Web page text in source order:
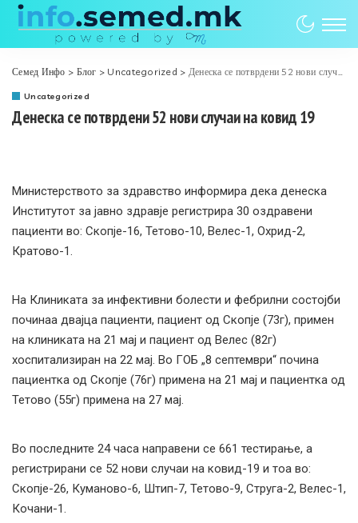
Семед Инфо > Блог > Uncategorized > Денеска се потврдени 52 нови случаи на ковид 19
Uncategorized
Денеска се потврдени 52 нови случаи на ковид 19
Министерството за здравство информира дека денеска
Институтот за јавно здравје регистрира 30 оздравени
пациенти во: Скопје-16, Тетово-10, Велес-1, Охрид-2,
Кратово-1.
На Клиниката за инфективни болести и фебрилни состојби
починаа двајца пациенти, пациент од Скопје (73г), примен
на клиниката на 21 мај и пациент од Велес (82г)
хоспитализиран на 22 мај. Во ГОБ „8 септември“ почина
пациентка од Скопје (76г) примена на 21 мај и пациентка од
Тетово (55г) примена на 27 мај.
Во последните 24 часа направени се 661 тестирање, а
регистрирани се 52 нови случаи на ковид-19 и тоа во:
Скопје-26, Куманово-6, Штип-7, Тетово-9, Струга-2, Велес-1,
Кочани-1.